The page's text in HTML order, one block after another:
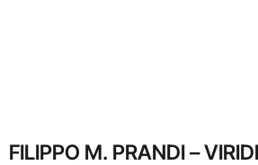
FILIPPO M. PRANDI –